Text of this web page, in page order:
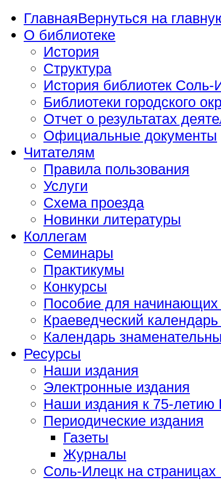
ГлавнаяВернуться на
О библиотеке
История
Структура
История библиотек Соль-
Библиотеки городского
Отчет о результатах
Официальные документы
Читателям
Правила пользования
Услуги
Схема проезда
Новинки литературы
Коллегам
Семинары
Практикумы
Конкурсы
Пособие для начинающих
Краеведческий
Календарь
Ресурсы
Наши издания
Электронные издания
Наши издания к 75-
Периодические издания
Газеты
Журналы
Соль-Илецк на